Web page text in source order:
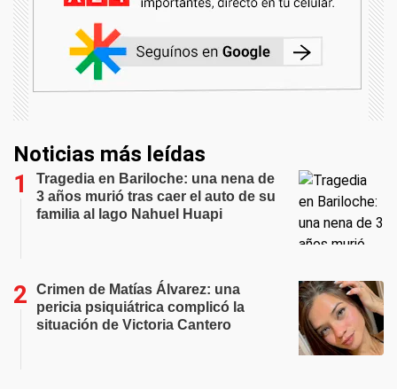
Noticias más leídas
Tragedia en Bariloche: una nena de
3 años murió tras caer el auto de su
familia al lago Nahuel Huapi
Crimen de Matías Álvarez: una
pericia psiquiátrica complicó la
situación de Victoria Cantero